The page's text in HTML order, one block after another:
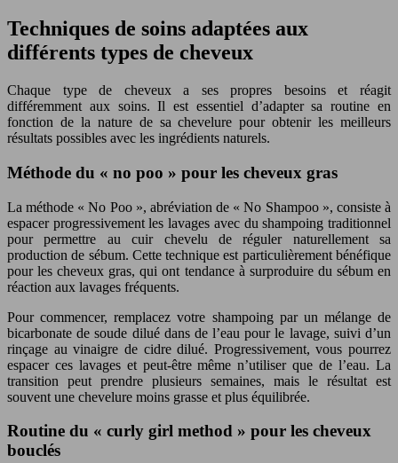
Techniques de soins adaptées aux
différents types de cheveux
Chaque type de cheveux a ses propres besoins et réagit
différemment aux soins. Il est essentiel d’adapter sa routine en
fonction de la nature de sa chevelure pour obtenir les meilleurs
résultats possibles avec les ingrédients naturels.
Méthode du « no poo » pour les cheveux gras
La méthode « No Poo », abréviation de « No Shampoo », consiste à
espacer progressivement les lavages avec du shampoing traditionnel
pour permettre au cuir chevelu de réguler naturellement sa
production de sébum. Cette technique est particulièrement bénéfique
pour les cheveux gras, qui ont tendance à surproduire du sébum en
réaction aux lavages fréquents.
Pour commencer, remplacez votre shampoing par un mélange de
bicarbonate de soude dilué dans de l’eau pour le lavage, suivi d’un
rinçage au vinaigre de cidre dilué. Progressivement, vous pourrez
espacer ces lavages et peut-être même n’utiliser que de l’eau. La
transition peut prendre plusieurs semaines, mais le résultat est
souvent une chevelure moins grasse et plus équilibrée.
Routine du « curly girl method » pour les cheveux
bouclés